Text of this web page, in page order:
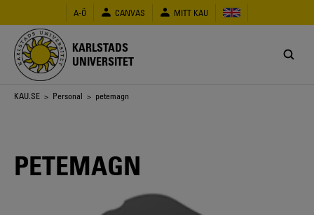
huvudinnehåll
A-Ö CANVAS MITT KAU
KARLSTADS
UNIVERSITET
Länkstig
KAU.SE > Personal > petemagn
PETEMAGN